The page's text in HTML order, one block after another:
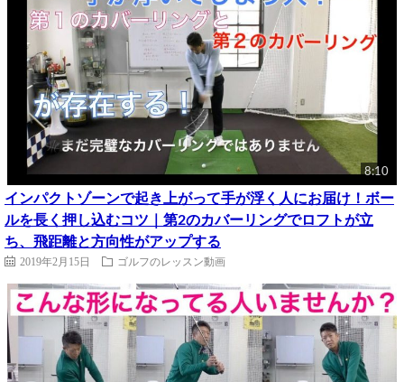
8:10
インパクトゾーンで起き上がって手が浮く人にお届け！ボー
ルを長く押し込むコツ｜第2のカバーリングでロフトが立
ち、飛距離と方向性がアップする
2019年2月15日 ゴルフのレッスン動画